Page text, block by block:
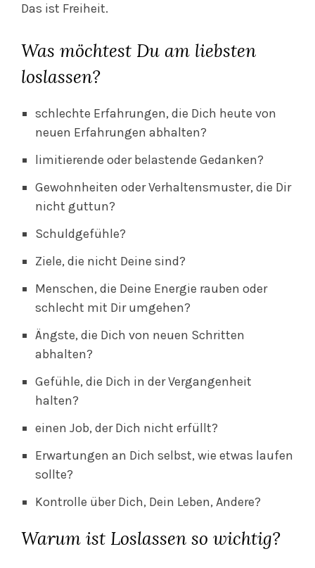
Das ist Freiheit.
Was möchtest Du am liebsten
loslassen?
schlechte Erfahrungen, die Dich heute von
neuen Erfahrungen abhalten?
limitierende oder belastende Gedanken?
Gewohnheiten oder Verhaltensmuster, die Dir
nicht guttun?
Schuldgefühle?
Ziele, die nicht Deine sind?
Menschen, die Deine Energie rauben oder
schlecht mit Dir umgehen?
Ängste, die Dich von neuen Schritten
abhalten?
Gefühle, die Dich in der Vergangenheit
halten?
einen Job, der Dich nicht erfüllt?
Erwartungen an Dich selbst, wie etwas laufen
sollte?
Kontrolle über Dich, Dein Leben, Andere?
Warum ist Loslassen so wichtig?